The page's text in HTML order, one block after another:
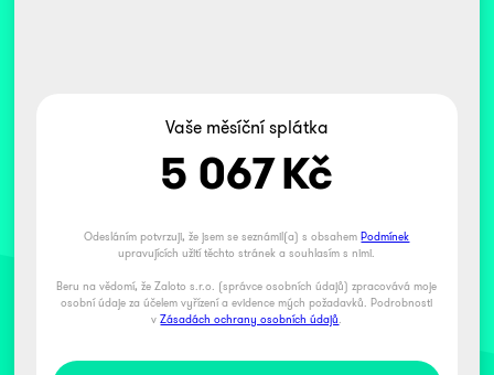
Vaše měsíční splátka
5 067Kč
Odesláním potvrzuji, že jsem se seznámil(a) s obsahemPodmínek
upravujících užití těchto stránek a souhlasím s nimi.
Beru na vědomí, že Zaloto s.r.o. (správce osobních údajů) zpracovává moje
osobní údaje za účelem vyřízení a evidence mých požadavků. Podrobnosti
vZásadách ochrany osobních údajů.